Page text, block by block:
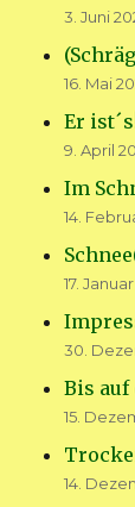
3. Juni
16. Mai
Er
9. April
Im
14.
17.
30.
Bis auf
15.
14.